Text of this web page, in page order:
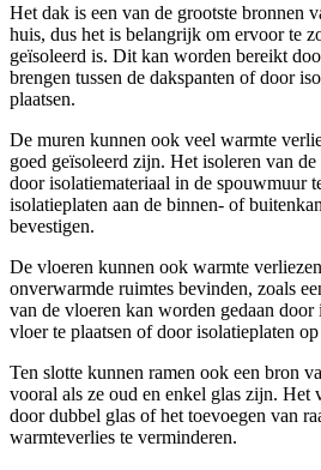
Het dak is een van de grootste bronnen
huis, dus het is belangrijk om ervoor te
geïsoleerd is. Dit kan worden bereikt
brengen tussen de dakspanten of door
plaatsen.
De muren kunnen ook veel warmte
goed geïsoleerd zijn. Het isoleren van
door isolatiemateriaal in de spouwmuur
isolatieplaten aan de binnen- of
bevestigen.
De vloeren kunnen ook warmte
onverwarmde ruimtes bevinden, zoals
van de vloeren kan worden gedaan door
vloer te plaatsen of door isolatieplaten
Ten slotte kunnen ramen ook een bron
vooral als ze oud en enkel glas zijn. Het
door dubbel glas of het toevoegen van
warmteverlies te verminderen.